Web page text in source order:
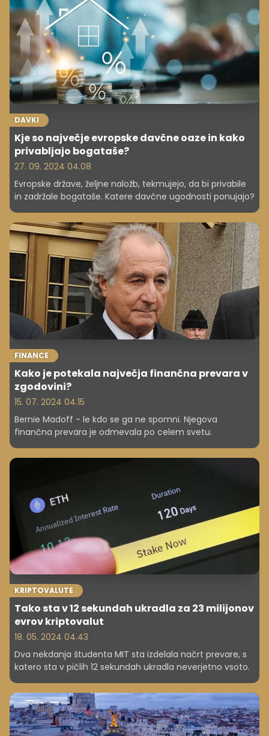
lahko ukrep prav prišel že v primeru zaostritve razmer v
avtomobilski industriji.
DAVKI
Kje so največje evropske davčne oaze in kako
privabljajo bogataše?
27. 09. 2024 04.08
Evropske države, željne naložb, tekmujejo, da bi privabile
in zadržale bogataše. Katere davčne ugodnosti ponujajo?
FINANCE
Kako je potekala največja finančna prevara v
zgodovini?
15. 07. 2024 04.15
Bernie Madoff - le kdo se ga ne spomni. Njegova
finančna prevara je odmevala po celem svetu.
KRIPTOVALUTE
Tako sta v 12 sekundah ukradla za 23 milijonov
evrov kriptovalut
18. 05. 2024 04.43
Dva nekdanja študenta MIT sta izdelala načrt prevare, s
katero sta v pičlih 12 sekundah ukradla neverjetno vsoto.